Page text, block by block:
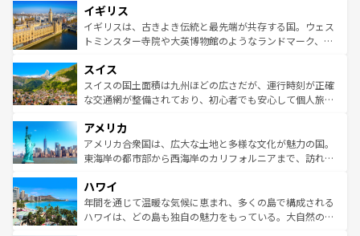
いる。シャンパンの発祥地であるランス、プロヴァンスの
香り高いラベンダー畑など、多彩な楽しみ方が可能だ。さ
らに、パリ以外の地域にも魅力が溢れており、どの街角に
れる地方に足を運ぶとそれぞれで全く異なる文化を体験で
きるだろう。 なお、新着のフランス情報はコンテンツ一覧
を参照してほしい。
顔を持つこの国は、どこを歩いても飽きることがない。ベ
ルリンの文化的活気、バイエルン州のアルプスの絶景、そ
してライン川沿いのワイン畑といった風景は必見。ビール
は、お酒好きな人にはぜひ体験してほしい。 なお、新着の
ドイツ情報はコンテンツ一覧を参照してほしい。
イギリス
イギリスは、古きよき伝統と最先端が共存する国。ウェス
トミンスター寺院や大英博物館のようなランドマーク、歴
リアごとに異なる魅力がある。また、優雅なアフタヌーン
ティー、ビール好きにはたまらない英国パブ、サッカー観
戦など、本場だからこそできる体験も豊富。イギリスを旅
ンツ一覧を参照してほしい。
スイス
スイスの国土面積は九州ほどの広さだが、運行時刻が正確
な交通網が整備されており、初心者でも安心して個人旅行
の建物がそのまま残る町や、スイスならではのユニークな
博物館もあり、アルプス観光だけでなく町歩きも満喫する
ことができる。国民の所得が高いため物価も高いが、旅行
ば市内交通費無料で観光を楽しむこともできる。 なお、新
着のスイス情報はコンテンツ一覧 を参照してほしい。
アメリカ
アメリカ合衆国は、広大な土地と多様な文化が魅力の国。
東海岸の都市部から西海岸のカリフォルニアまで、訪れる
のような巨大都市は、観光、ショッピング、エンターテイ
ンメントが詰まった刺激的なスポットだ。一方、アメリカ
西部には大自然が広がり、グランドキャニオンやイエロー
ハワイ
年間を通じて温暖な気候に恵まれ、多くの島で構成される
ハワイは、どの島も独自の魅力をもっている。大自然の神